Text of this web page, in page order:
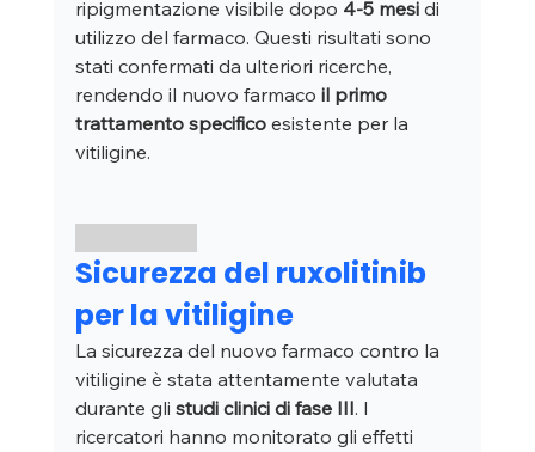
ripigmentazione visibile dopo 4-5 mesi di
utilizzo del farmaco. Questi risultati sono
stati confermati da ulteriori ricerche,
rendendo il nuovo farmaco il primo
trattamento specifico esistente per la
vitiligine.
Sicurezza del ruxolitinib
per la vitiligine
La sicurezza del nuovo farmaco contro la
vitiligine è stata attentamente valutata
durante gli studi clinici di fase III. I
ricercatori hanno monitorato gli effetti